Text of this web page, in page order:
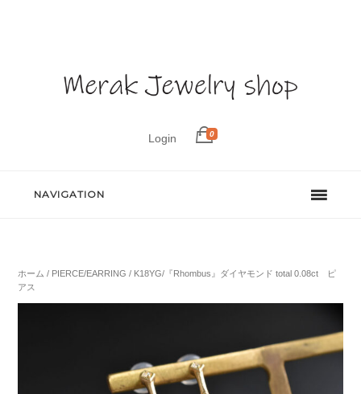
Login 0
NAVIGATION
ホーム / PIERCE/EARRING / K18YG/『Rhombus』ダイヤモンド total 0.08ct ピ
アス